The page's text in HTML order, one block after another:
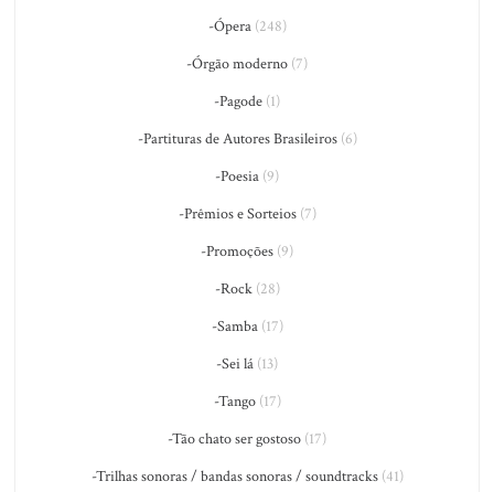
-Ópera(248)
-Órgão moderno (7)
-Pagode (1)
-Partituras de Autores Brasileiros(6)
-Poesia (9)
-Prêmios e Sorteios(7)
-Promoções (9)
-Rock(28)
-Samba(17)
-Sei lá (13)
-Tango(17)
-Tão chato ser gostoso (17)
-Trilhas sonoras / bandas sonoras / soundtracks(41)